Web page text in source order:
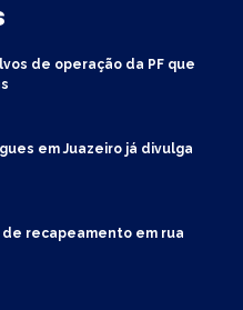
de operação da PF que
em Juazeiro já divulga
recapeamento em rua